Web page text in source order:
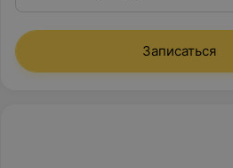
Записаться